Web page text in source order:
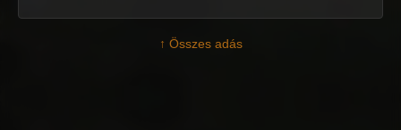
↑ Összes adás